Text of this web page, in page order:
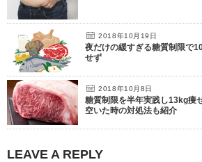
2018年10月19日
夜だけの緩すぎる糖質制限で
せず
2018年10月8日
糖質制限を半年実践し13kg痩
空いた時の対処法も紹介
LEAVE A REPLY